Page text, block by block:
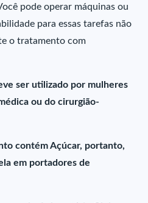
pode operar máquinas ou
para essas tarefas não
o tratamento com
ser utilizado por mulheres
ou do cirurgião-
contém Açúcar, portanto,
em portadores de